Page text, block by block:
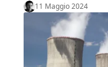
11 Maggio 2024